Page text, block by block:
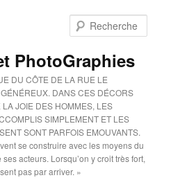
PhotoGraphies
DU CÔTE DE LA RUE LE
DANS CES DÉCORS
JOIE DES HOMMES, LES
SIMPLEMENT ET LES
SONT PARFOIS EMOUVANTS.
se construire avec les moyens du
acteurs. Lorsqu’on y croit très fort,
pas par arriver. »